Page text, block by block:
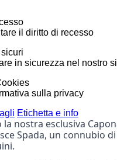
il diritto di recesso
in sicurezza nel nostro
sulla privacy
Etichetta e info
nostra esclusiva
Spada, un connubio